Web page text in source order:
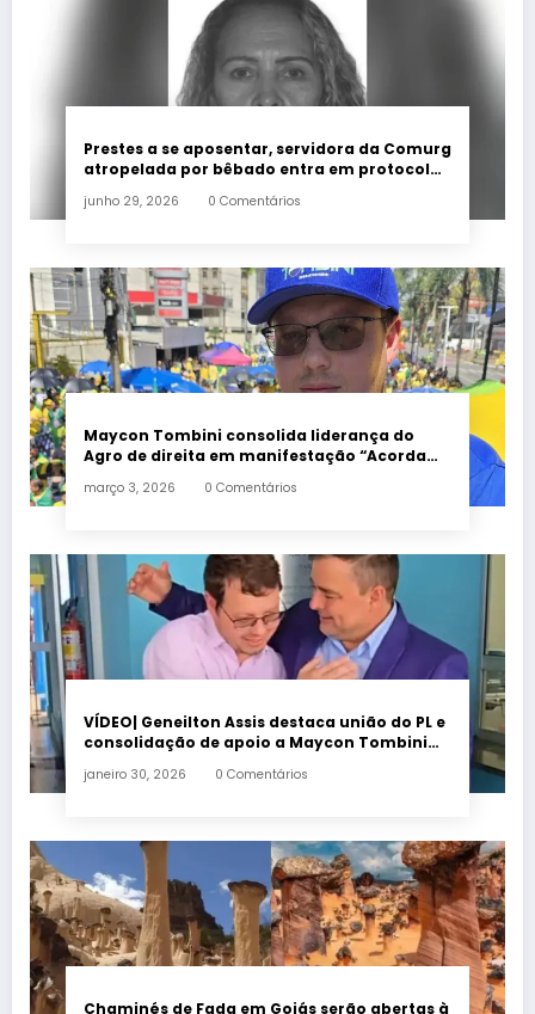
Prestes a se aposentar, servidora da Comurg
atropelada por bêbado entra em protocolo
junho 29, 2026 0 Comentários
Maycon Tombini consolida liderança do
Agro de direita em manifestação “Acorda
março 3, 2026 0 Comentários
VÍDEO| Geneilton Assis destaca união do PL e
consolidação de apoio a Maycon Tombini
janeiro 30, 2026 0 Comentários
Chaminés de Fada em Goiás serão abertas à